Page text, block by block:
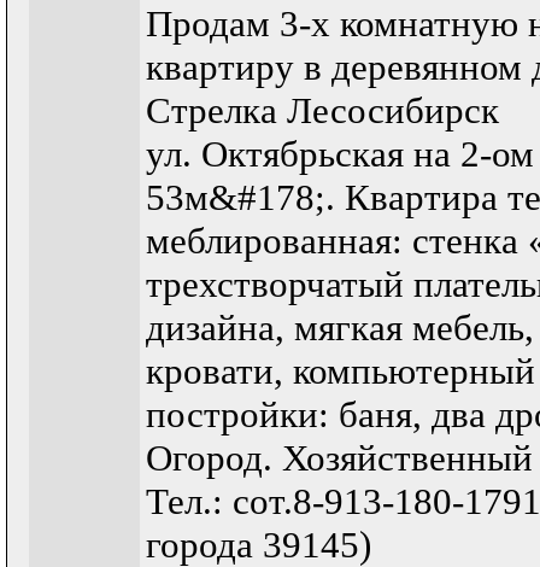
Продам 3-х комнатную
квартиру в деревянном
Стрелка Лесосибирск
ул. Октябрьская на 2-
53м&#178;. Квартира
меблированная:
трехстворчатый
дизайна, мягкая
кровати,
постройки: баня, два
Огород. Хозяйственный
Тел.: сот.8-913-180-
города 39145)